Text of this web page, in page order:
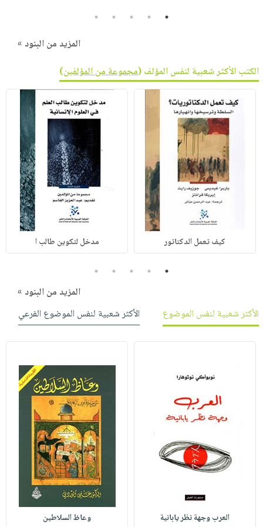
1
2
3
4
5
المزيد من البنود »
الكتب الأكثر شعبية لنفس المؤلف (مجموعة من المؤلفين)
كيف تعمل الدكتاتور مدخل لتكوين طالب ا
1
2
3
4
5
المزيد من البنود »
الأكثر شعبية لنفس الموضوع
الأكثر شعبية لنفس الموضوع الفرعي
العرب وجهة نظر يابانية وعاظ السلاطين